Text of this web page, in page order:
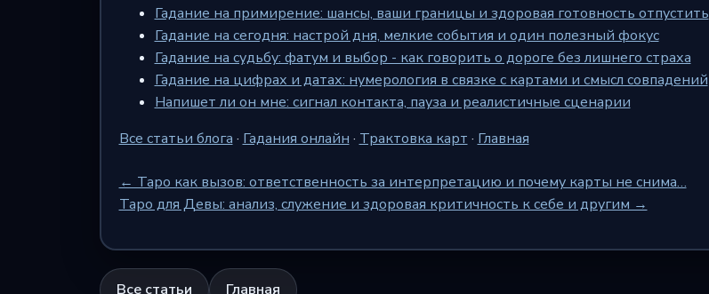
Гадание на примирение: шансы, ваши границы и здоровая готовность отпустить
Гадание на сегодня: настрой дня, мелкие события и один полезный фокус
Гадание на судьбу: фатум и выбор - как говорить о дороге без лишнего страха
Гадание на цифрах и датах: нумерология в связке с картами и смысл совпадений
Напишет ли он мне: сигнал контакта, пауза и реалистичные сценарии
Все статьи блога · Гадания онлайн · Трактовка карт · Главная
← Таро как вызов: ответственность за интерпретацию и почему карты не снима…
Таро для Девы: анализ, служение и здоровая критичность к себе и другим →
Все статьи Главная